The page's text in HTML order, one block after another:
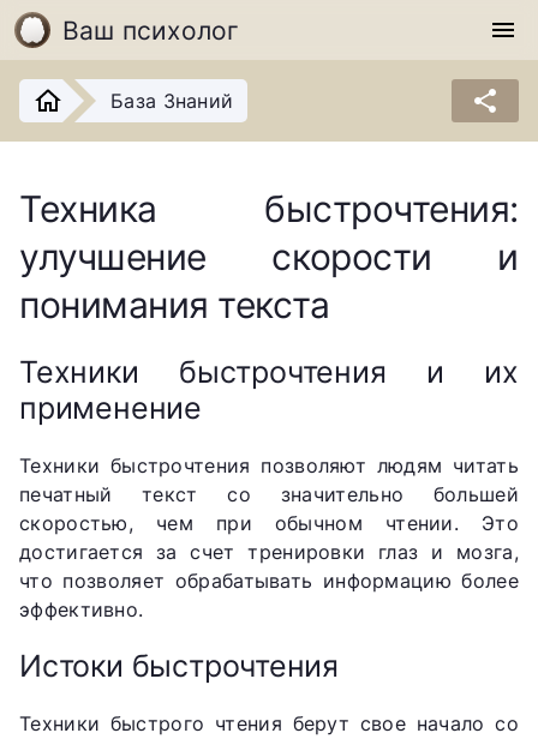
Ваш психолог menu
База Знаний share
Техника быстрочтения:
улучшение скорости и
понимания текста
Техники быстрочтения и их
применение
Техники быстрочтения позволяют людям читать
печатный текст со значительно большей
скоростью, чем при обычном чтении. Это
достигается за счет тренировки глаз и мозга,
что позволяет обрабатывать информацию более
эффективно.
Истоки быстрочтения
Техники быстрого чтения берут свое начало со